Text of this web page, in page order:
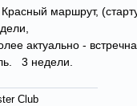
маршрут,
актуально -
3 недели.
Club